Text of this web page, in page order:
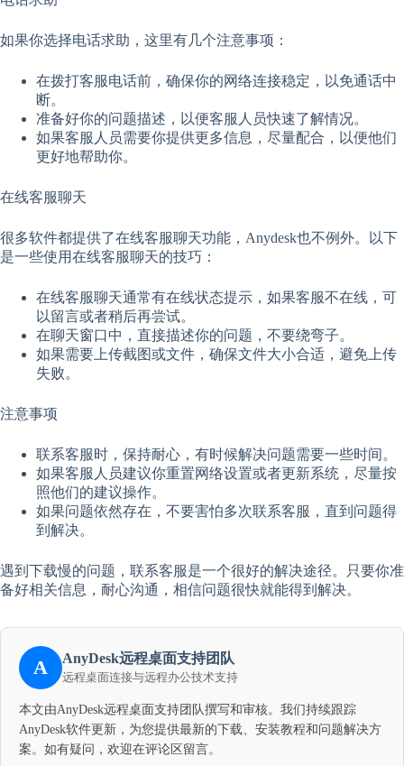
如果你选择电话求助，这里有几个注意事项：
在拨打客服电话前，确保你的网络连接稳定，以免通话中
断。
准备好你的问题描述，以便客服人员快速了解情况。
如果客服人员需要你提供更多信息，尽量配合，以便他们
更好地帮助你。
在线客服聊天
很多软件都提供了在线客服聊天功能，Anydesk也不例外。以下
是一些使用在线客服聊天的技巧：
在线客服聊天通常有在线状态提示，如果客服不在线，可
以留言或者稍后再尝试。
在聊天窗口中，直接描述你的问题，不要绕弯子。
如果需要上传截图或文件，确保文件大小合适，避免上传
失败。
注意事项
联系客服时，保持耐心，有时候解决问题需要一些时间。
如果客服人员建议你重置网络设置或者更新系统，尽量按
照他们的建议操作。
如果问题依然存在，不要害怕多次联系客服，直到问题得
到解决。
遇到下载慢的问题，联系客服是一个很好的解决途径。只要你准
备好相关信息，耐心沟通，相信问题很快就能得到解决。
A AnyDesk远程桌面支持团队
远程桌面连接与远程办公技术支持
本文由AnyDesk远程桌面支持团队撰写和审核。我们持续跟踪
AnyDesk软件更新，为您提供最新的下载、安装教程和问题解决方
案。如有疑问，欢迎在评论区留言。